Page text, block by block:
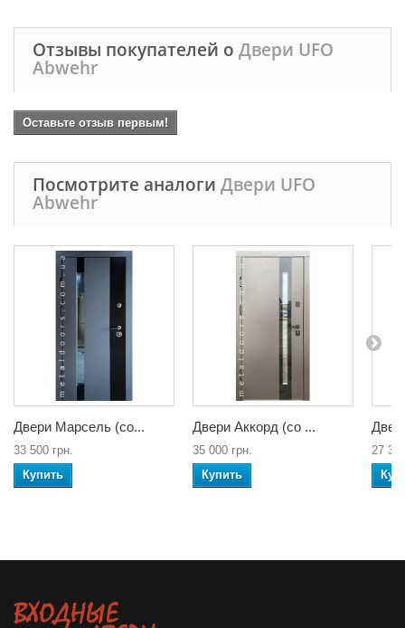
Отзывы покупателей о Двери UFO
Abwehr
Оставьте отзыв первым!
Посмотрите аналоги Двери UFO
Abwehr
Двери Марсель (со...
33 500 грн.
Купить
Двери Аккорд (со ...
35 000 грн.
Купить
27